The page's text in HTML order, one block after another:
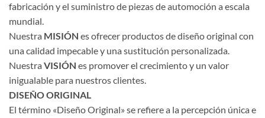
fabricación y el suministro de piezas de automoción a escala
mundial.
Nuestra MISIÓN es ofrecer productos de diseño original con
una calidad impecable y una sustitución personalizada.
Nuestra VISIÓN es promover el crecimiento y un valor
inigualable para nuestros clientes.
DISEÑO ORIGINAL
El término «Diseño Original» se refiere a la percepción única e